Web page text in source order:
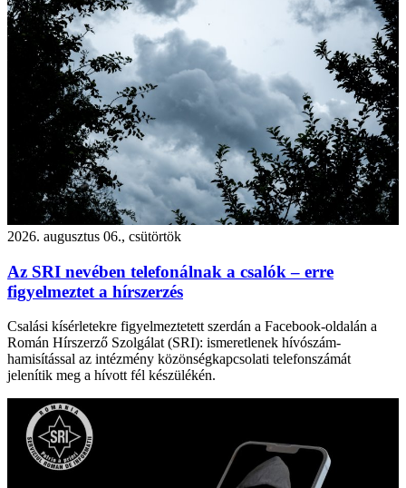
2026. augusztus 06., csütörtök
Az SRI nevében telefonálnak a csalók – erre
figyelmeztet a hírszerzés
Csalási kísérletekre figyelmeztetett szerdán a Facebook-oldalán a
Román Hírszerző Szolgálat (SRI): ismeretlenek hívószám-
hamisítással az intézmény közönségkapcsolati telefonszámát
jelenítik meg a hívott fél készülékén.